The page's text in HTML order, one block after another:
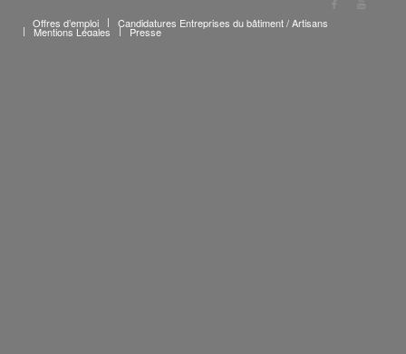
Offres d’emploi Candidatures Entreprises du bâtiment / Artisans
Mentions Légales Presse